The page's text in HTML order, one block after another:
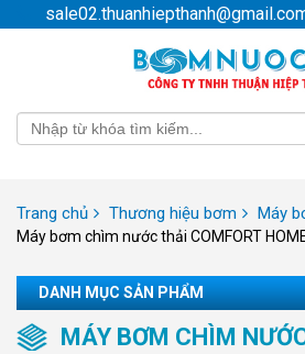
Trang chủ Thương hiệu bơm Máy
Máy bơm chìm nước thải COMFORT
DANH MỤC SẢN PHẨM
MÁY BƠM CHÌM